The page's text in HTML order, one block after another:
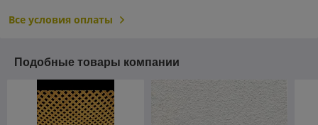
Все условия оплаты
Подобные товары компании